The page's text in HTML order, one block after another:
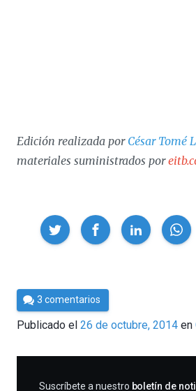
Edición realizada por César Tomé
materiales suministrados por
Compartir
Por
César
Tomé
3 comentarios
Publicado el 26 de octubre, 2014 en
SUSCRIBIRME
Suscríbete a nuestro boletín de